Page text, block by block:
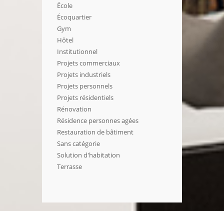
École
Écoquartier
Gym
Hôtel
Institutionnel
Projets commerciaux
Projets industriels
Projets personnels
Projets résidentiels
Rénovation
Résidence personnes agées
Restauration de bâtiment
Sans catégorie
Solution d'habitation
Terrasse